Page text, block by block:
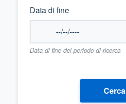
Data di fine
Data di fine del periodo di ricerca
Cerca